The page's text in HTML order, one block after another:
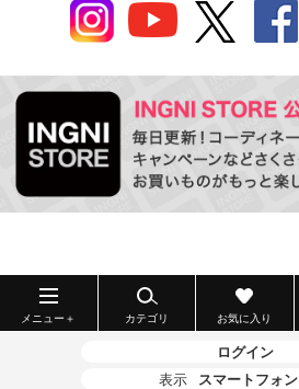
メニュー＋ カテゴリ お気に入り
ログイン
表示
スマートフォン